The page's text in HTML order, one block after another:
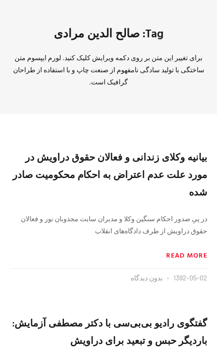
Tag: صالح الدین مرادی
برای تغییر این متن بر روی دکمه ویرایش کلیک کنید. لورم ایپسوم متن
ساختگی با تولید سادگی نامفهوم از صنعت چاپ و با استفاده از طراحان
گرافیک است.
بیانیه وکلای زندانی و فعالان حقوق دراویش در
مورد علت عدم اعتراض به احکام محکومیت صادر
شده
در پىِ صدور احکام سنگین وکلا و مدیران سایت مجذوبان نور و فعالان
حقوق دراویش از طرف دادگاه‌های انقلاب
READ MORE
1392-05-02 بدون دیدگاه
گفتگوی رادیو بی‌بی‌سی با دکتر مصطفی آزمایش:
باردیگر حبس و تبعید برای دراویش